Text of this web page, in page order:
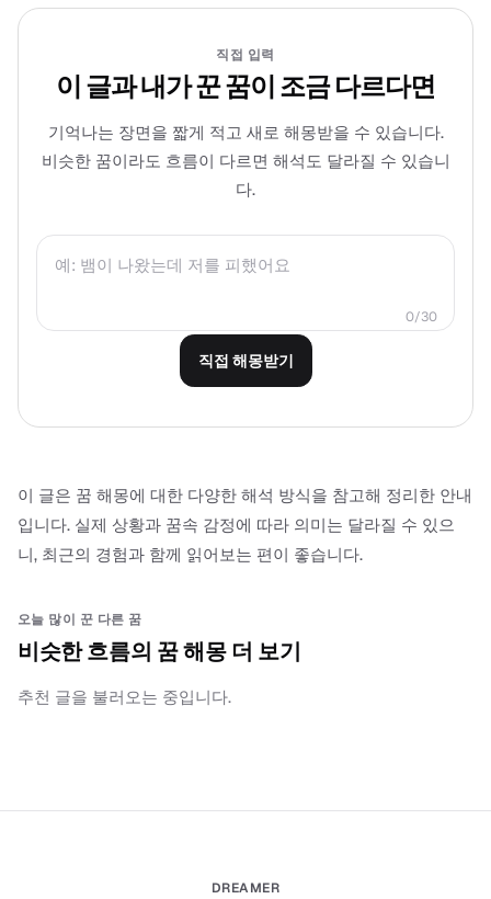
직접 입력
이 글과 내가 꾼 꿈이 조금 다르다면
기억나는 장면을 짧게 적고 새로 해몽받을 수 있습니다.
비슷한 꿈이라도 흐름이 다르면 해석도 달라질 수 있습니
다.
0/30
직접 해몽받기
이 글은 꿈 해몽에 대한 다양한 해석 방식을 참고해 정리한 안내
입니다. 실제 상황과 꿈속 감정에 따라 의미는 달라질 수 있으
니, 최근의 경험과 함께 읽어보는 편이 좋습니다.
오늘 많이 꾼 다른 꿈
비슷한 흐름의 꿈 해몽 더 보기
추천 글을 불러오는 중입니다.
DREAMER